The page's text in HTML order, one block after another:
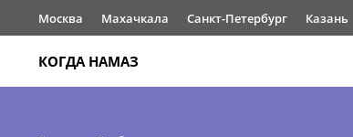
Москва Махачкала Санкт-Петербург Казань
КОГДА НАМАЗ